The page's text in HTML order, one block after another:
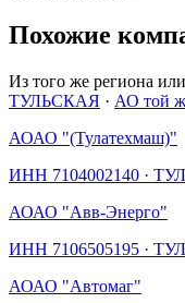
Похожие
Из того же региона
ТУЛЬСКАЯ · АО той
АОАО "(Тулатехмаш)"
ИНН 7104002140 ·
АОАО "Авв-Энерго"
ИНН 7106505195 ·
АОАО "Автомаг"